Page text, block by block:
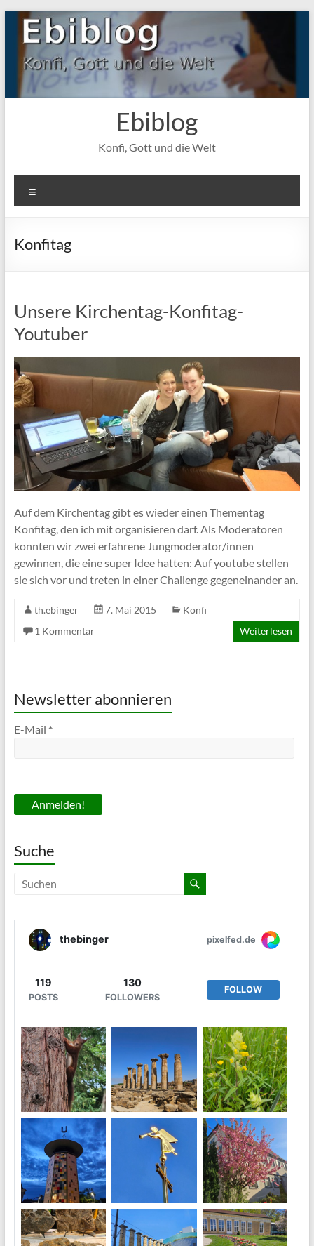
Zum
Inhalt
springen
Ebiblog
Konfi, Gott und die Welt
Konfitag
Unsere Kirchentag-Konfitag-
Youtuber
Auf dem Kirchentag gibt es wieder einen Thementag
Konfitag, den ich mit organisieren darf. Als Moderatoren
konnten wir zwei erfahrene Jungmoderator/innen
gewinnen, die eine super Idee hatten: Auf youtube stellen
sie sich vor und treten in einer Challenge gegeneinander an.
th.ebinger 7. Mai 2015
Konfi
1 Kommentar
Weiterlesen
Newsletter abonnieren
E-Mail *
Suche